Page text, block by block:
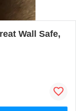
Wall Safe,